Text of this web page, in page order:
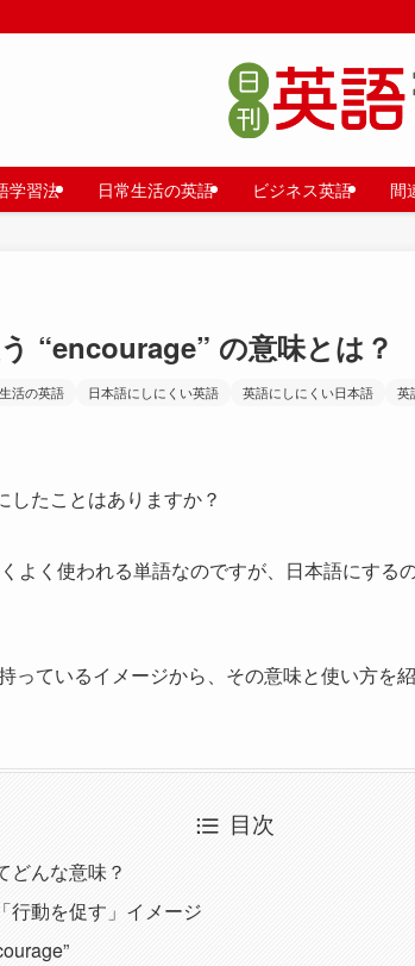
学習法 日常生活の英語 ビジネス英語 間
“encourage” の意味とは？
活の英語 日本語にしにくい英語 英語にしにくい日本語 英
したことはありますか？
よく使われる単語なのですが、日本語にする
っているイメージから、その意味と使い方を
目次
どんな意味？
行動を促す」イメージ